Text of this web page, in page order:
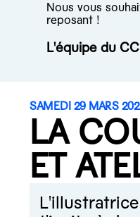
Nous vous
reposant !
L'équipe du
SAMEDI 29 MARS
LA
ET